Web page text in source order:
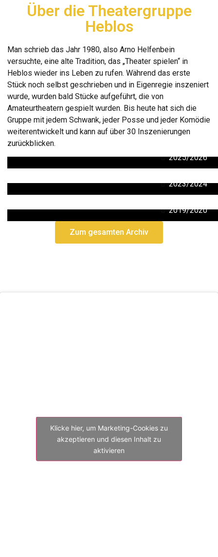
Über die Theatergruppe
Heblos
Man schrieb das Jahr 1980, also Arno Helfenbein
versuchte, eine alte Tradition, das „Theater spielen“ in
Heblos wieder ins Leben zu rufen. Während das erste
Stück noch selbst geschrieben und in Eigenregie inszeniert
wurde, wurden bald Stücke aufgeführt, die von
Amateurtheatern gespielt wurden. Bis heute hat sich die
Gruppe mit jedem Schwank, jeder Posse und jeder Komödie
weiterentwickelt und kann auf über 30 Inszenierungen
zurückblicken.
2025/2026
2023/2024
2019/2020
Zum gesamten Archiv
Klicke hier, um Marketing-Cookies zu
akzeptieren und diesen Inhalt zu
aktivieren